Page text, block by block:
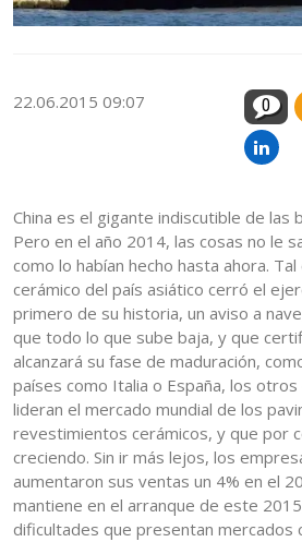
22.06.2015 09:07 0
China es el gigante indiscutible de las
Pero en el año 2014, las cosas no le
como lo habían hecho hasta ahora.
cerámico del país asiático cerró el
primero de su historia, un aviso a
que todo lo que sube baja, y que
alcanzará su fase de maduración,
países como Italia o España, los
lideran el mercado mundial de los
revestimientos cerámicos, y que por
creciendo. Sin ir más lejos, los
aumentaron sus ventas un 4% en el
mantiene en el arranque de este
dificultades que presentan mercados